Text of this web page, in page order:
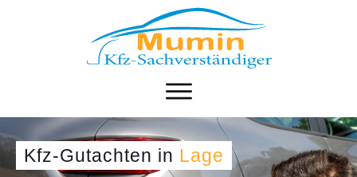
Kfz-Gutachten in Lage